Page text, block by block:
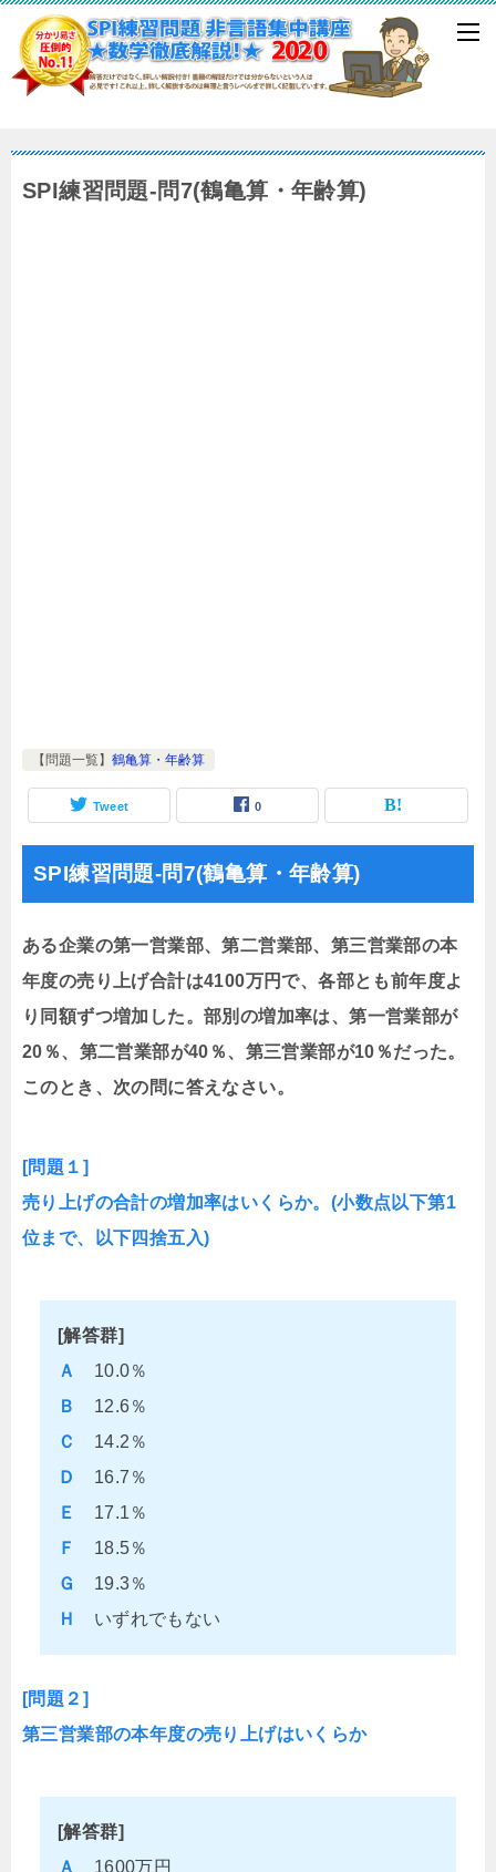
SPI練習問題-問7(鶴亀算・年齢算)
【問題一覧】 鶴亀算・年齢算
Tweet 0
SPI練習問題-問7(鶴亀算・年齢算)
ある企業の第一営業部、第二営業部、第三営業部の本
年度の売り上げ合計は4100万円で、各部とも前年度よ
り同額ずつ増加した。部別の増加率は、第一営業部が
20％、第二営業部が40％、第三営業部が10％だった。
このとき、次の問に答えなさい。
[問題１]
売り上げの合計の増加率はいくらか。(小数点以下第1
位まで、以下四捨五入)
[解答群]
Ａ
10.0％
Ｂ
12.6％
Ｃ
14.2％
Ｄ
16.7％
Ｅ
17.1％
Ｆ
18.5％
Ｇ
19.3％
Ｈ
いずれでもない
[問題２]
第三営業部の本年度の売り上げはいくらか
[解答群]
Ａ
1600万円